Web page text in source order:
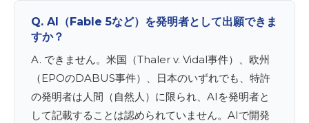
Q. AI（Fable 5など）を発明者として出願できま
すか？
A. できません。米国（Thaler v. Vidal事件）、欧州
（EPOのDABUS事件）、日本のいずれでも、特許
の発明者は人間（自然人）に限られ、AIを発明者と
して記載することは認められていません。AIで開発